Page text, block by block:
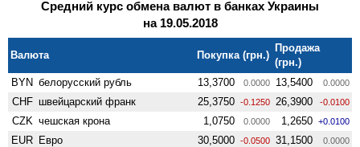
Средний курс обмена валют в банках Украины
на 19.05.2018
Валюта Покупка (грн.)
Продажа
(грн.)
BYN белорусский рубль 13,3700 0.0000 13,5400 0.0000
CHF швейцарский франк 25,3750 -0.1250 26,3900 -0.0100
CZK чешская крона 1,0750 0.0000 1,2650 +0.0100
EUR Евро 30,5000 -0.0500 31,1500 0.0000